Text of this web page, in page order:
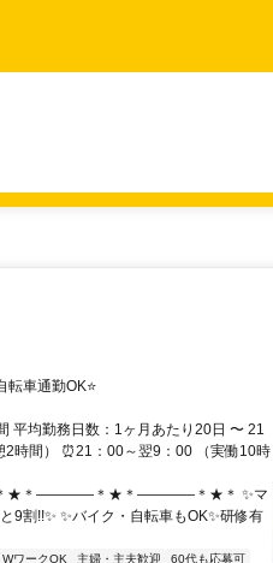
転車通勤OK⭐
平均勤務日数：1ヶ月あたり20日 〜 21
時間） ⏰21：00～翌9：00 （実働10時
／ ＊★＊――――＊★＊――――＊★＊ ✨マ
9割!!✨ ✨バイク・自転車もOK✨研修有
ワークOK 主婦・主夫歓迎
60代も応募可